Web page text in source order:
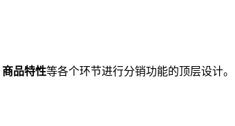
品特性等各个环节进行分销功能的顶层设计。